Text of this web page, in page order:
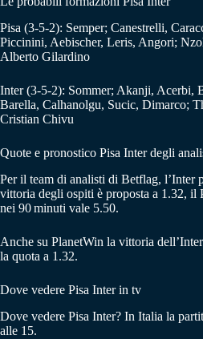
Pisa (3-5-2): Semper; Canestrelli,
Piccinini, Aebischer, Leris, Angori;
Alberto Gilardino
Inter (3-5-2): Sommer; Akanji, Acerbi,
Barella, Calhanolgu, Sucic, Dimarco;
Cristian Chivu
Quote e pronostico Pisa Inter degli
Per il team di analisti di Betflag, l’Inter
vittoria degli ospiti è proposta a 1.32, il
nei 90 minuti vale 5.50.
Anche su PlanetWin la vittoria
la quota a 1.32.
Dove vedere Pisa Inter in tv
Dove vedere Pisa Inter? In Italia la
alle 15.